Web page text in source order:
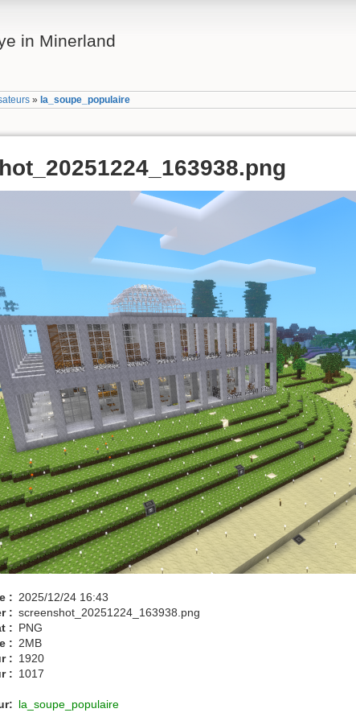
in Minerland
» la_soupe_populaire
: 2025/12/24 16:43
: screenshot_20251224_163938.png
: PNG
: 2MB
: 1920
: 1017
la_soupe_populaire